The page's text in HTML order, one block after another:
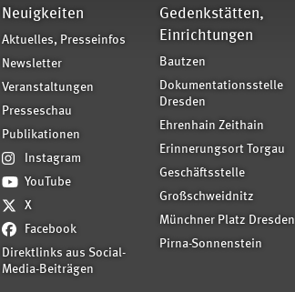
Neuigkeiten
Aktuelles, Presseinfos
Newsletter
Veranstaltungen
Presseschau
Publikationen
Instagram
YouTube
X
Facebook
Direktlinks aus Social-
Media-Beiträgen
Gedenkstätten,
Einrichtungen
Bautzen
Dokumentationsstelle
Dresden
Ehrenhain Zeithain
Erinnerungsort Torgau
Geschäftsstelle
Großschweidnitz
Münchner Platz Dresden
Pirna-Sonnenstein